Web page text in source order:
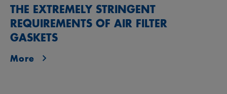
THE EXTREMELY STRINGENT
REQUIREMENTS OF AIR FILTER
GASKETS
More